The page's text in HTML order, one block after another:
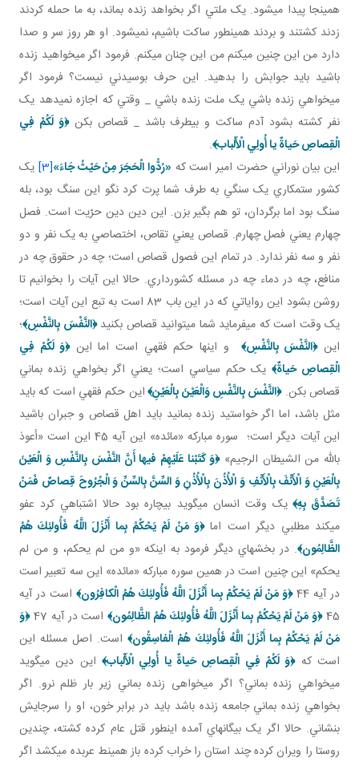
همين جا پيدا مي شود. يک ملتي اگر بخواهد زنده بماند، به ما حمله کردند
زدند کشتند و بردند همين طور ساکت باشيم، نمی­شود. او هر روز سر و صدا
دارد من اين چنين مي کنم من اين چنان مي کنم. فرمود اگر مي خواهيد زنده
باشيد بايد جوابش را بدهيد. اين حرف بوسيدني نيست؟ فرمود اگر
مي خواهي زنده باشي يک ملت زنده باشي _ وقتي که اجازه نمي دهد يک
نفر کشته بشود آدم ساکت و بي طرف باشد _ قصاص بکن﴿وَ لَكُمْ فِي
الْقِصاصِ حَياةٌ يا أُولِي الْأَلْباب‏﴾.
اين بيان نوراني حضرت امير است که «رُدُّوا الْحَجَرَ مِنْ حَيْثُ جَاءَ»[3]
يک
کشور ستمکاري يک سنگي به طرف شما پرت کرد نگو اين سنگ بود، بله
سنگ بود اما برگردان، تو هم بگير بزن. اين دين دين حرّيت است. فصل
چهارم يعني فصل چهارم. قصاص يعني تقاص، اختصاصي به يک نفر و دو
نفر و سه نفر ندارد. در تمام اين فصول قصاص است؛ چه در حقوق چه در
منافع، چه در دماء چه در مسئله کشورداري. حالا اين آيات را بخوانيم تا
روشن بشود اين رواياتي که در اين باب 83 است به تبع اين آيات است؛
يک وقت است که مي فرمايد شما مي توانيد قصاص بکنيد﴿النَّفْسَ بِالنَّفْسِ﴾؛
اين﴿النَّفْسَ بِالنَّفْسِ﴾ و اينها حکم فقهي است اما اين﴿وَ لَكُمْ فِي
الْقِصاصِ حَياةٌ‏﴾يک حکم سياسي است؛ يعني اگر بخواهي زنده بماني
قصاص بکن.﴿النَّفْسَ بِالنَّفْسِ وَالْعَيْنَ بِالْعَيْنِ﴾اين حکم فقهي است که بايد
مثل باشد، اما اگر خواستيد زنده بمانيد بايد اهل قصاص و جبران باشيد
اين آيات ديگر است؛ سوره مبارکه «مائده» اين آيه 45 اين است «أعوذ
بالله من الشيطان الرجيم»﴿وَ كَتَبْنا عَلَيْهِمْ فيها أَنَّ النَّفْسَ بِالنَّفْسِ وَ الْعَيْنَ
بِالْعَيْنِ وَ الْأَنْفَ بِالْأَنْفِ وَ الْأُذُنَ بِالْأُذُنِ وَ السِّنَّ بِالسِّنِّ وَ الْجُرُوحَ قِصاصٌ فَمَنْ
تَصَدَّقَ بِهِ﴾يک وقت انسان مي گويد بيچاره بود حالا اشتباهي کرد عفو
مي کند مطلبي ديگر است اما﴿وَ مَنْ لَمْ يَحْكُمْ بِما أَنْزَلَ اللَّهُ فَأُولئِكَ هُمُ
الظَّالِمُون‏﴾. در بخش هاي ديگر فرمود به اينکه «و من لم يحکم، و من لم
يحکم» اين چنين است در همين سوره مبارکه «مائده» اين سه تعبير است
در آيه 44
﴿وَ مَنْ لَمْ يَحْكُمْ بِما أَنْزَلَ اللَّهُ فَأُولئِكَ هُمُ الْكافِرُون‏﴾است در آيه
45 ﴿وَ مَنْ لَمْ يَحْكُمْ بِما أَنْزَلَ اللَّهُ فَأُولئِكَ هُمُ الظَّالِمُون‏﴾است در آيه 47
﴿وَ
مَنْ لَمْ يَحْكُمْ بِما أَنْزَلَ اللَّهُ فَأُولئِكَ هُمُ الْفاسِقُون‏﴾است. اصل مسئله اين
است که﴿وَ لَكُمْ فِي الْقِصاصِ حَياةٌ يا أُولِي الْأَلْباب‏﴾ اين دين مي گويد
مي خواهي زنده بماني؟ اگر می­خواهی زنده بماني زير بار ظلم نرو. اگر
بخواهي زنده بماني جامعه زنده باشد بايد در برابر خون، او را سرجايش
بنشاني. حالا اگر يک بيگانه اي آمده اين طور قتل عام کرده کشته، چندين
روستا را ويران کرده چند استان را خراب کرده باز همينط عربده مي کشد اگر